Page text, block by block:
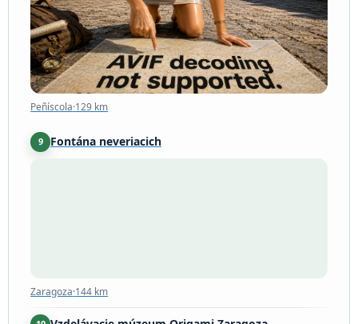
Peñíscola·129 km
9 Fontána neveriacich
Zaragoza·144 km